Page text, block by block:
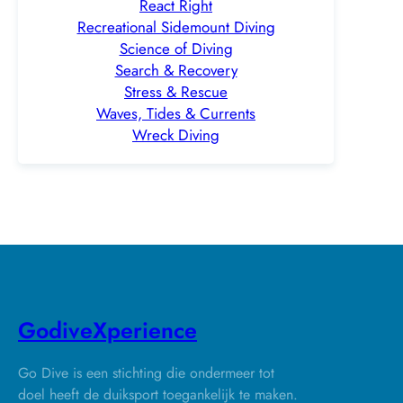
React Right
Recreational Sidemount Diving
Science of Diving
Search & Recovery
Stress & Rescue
Waves, Tides & Currents
Wreck Diving
GodiveXperience
Go Dive is een stichting die ondermeer tot
doel heeft de duiksport toegankelijk te maken.